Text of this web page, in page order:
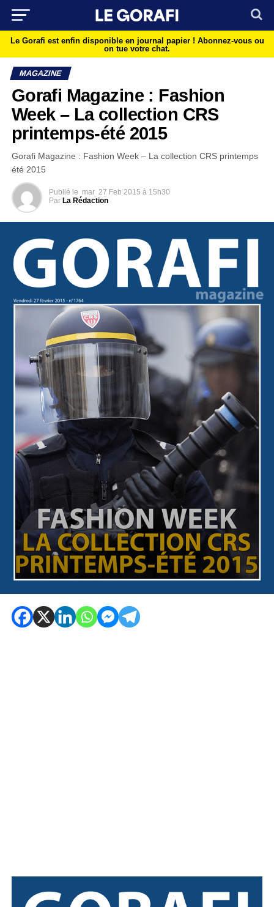
Le Gorafi est enfin disponible en journal papier ! Abonnez-vous ou
on tue votre chat.
MAGAZINE
Gorafi Magazine : Fashion
Week – La collection CRS
printemps-été 2015
Gorafi Magazine : Fashion Week – La collection CRS printemps
été 2015
Publié le mar 27 Feb 2015 à 15h30
Par La Rédaction